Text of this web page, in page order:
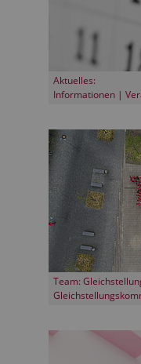
Aktuelles:
Informationen |
Team: